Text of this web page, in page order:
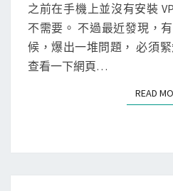
e
]
使
5
e
之前在手機上並沒有安裝
不需要。 不過最近發現，
候，爆出一堆問題， 必須緊
查看一下網頁…
READ